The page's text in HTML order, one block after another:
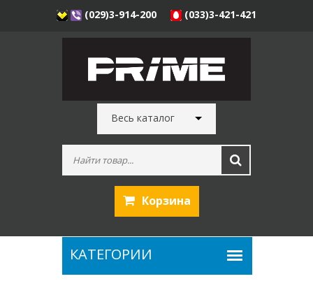
(029)3-914-200 (033)3-421-421
Весь каталог
Корзина